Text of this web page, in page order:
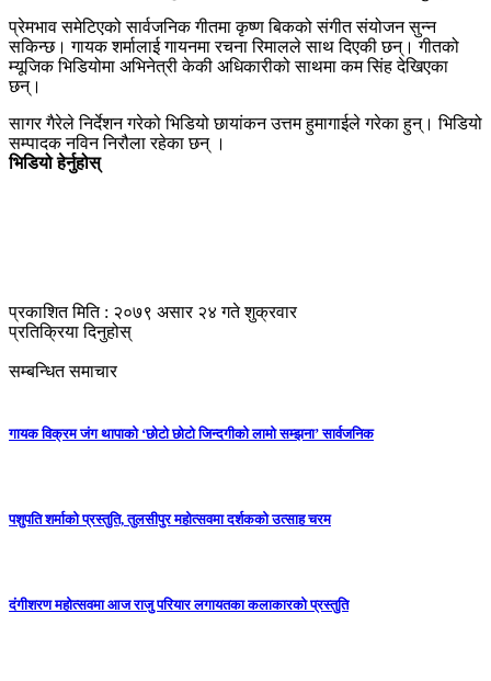
प्रेमभाव समेटिएको सार्वजनिक गीतमा कृष्ण बिकको संगीत संयोजन सुन्न
सकिन्छ। गायक शर्मालाई गायनमा रचना रिमालले साथ दिएकी छन्। गीतको
म्यूजिक भिडियोमा अभिनेत्री केकी अधिकारीको साथमा कम सिंह देखिएका
छन्।
सागर गैरेले निर्देशन गरेको भिडियो छायांकन उत्तम हुमागाईले गरेका हुन्। भिडियो
सम्पादक नविन निरौला रहेका छन् ।
भिडियो हेर्नुहोस्
प्रकाशित मिति : २०७९ असार २४ गते शुक्रवार
प्रतिक्रिया दिनुहोस्
सम्बन्धित समाचार
गायक विक्रम जंग थापाको ‘छोटो छोटो जिन्दगीको लामो सम्झना’ सार्वजनिक
पशुपति शर्माको प्रस्तुति, तुलसीपुर महोत्सवमा दर्शकको उत्साह चरम
दंगीशरण महोत्सवमा आज राजु परियार लगायतका कलाकारको प्रस्तुति